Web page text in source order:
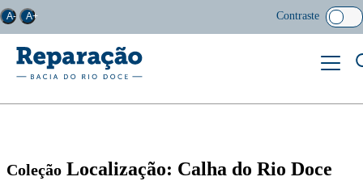
A- A+ Contraste
Coleção Localização: Calha do Rio Doce